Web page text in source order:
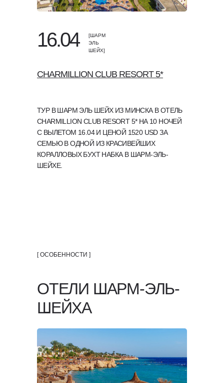
16.04
[ШАРМ
ЭЛЬ
ШЕЙХ]
CHARMILLION CLUB RESORT 5*
ТУР В ШАРМ ЭЛЬ ШЕЙХ ИЗ МИНСКА В ОТЕЛЬ
CHARMILLION CLUB RESORT 5* НА 10 НОЧЕЙ
С ВЫЛЕТОМ 16.04 И ЦЕНОЙ 1520 USD ЗА
СЕМЬЮ В ОДНОЙ ИЗ КРАСИВЕЙШИХ
КОРАЛЛОВЫХ БУХТ НАБКА В ШАРМ-ЭЛЬ-
ШЕЙХЕ.
[ ОСОБЕННОСТИ ]
ОТЕЛИ ШАРМ-ЭЛЬ-
ШЕЙХА